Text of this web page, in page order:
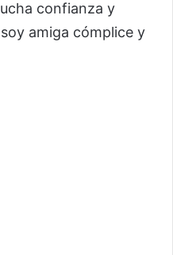
confianza y
amiga cómplice y